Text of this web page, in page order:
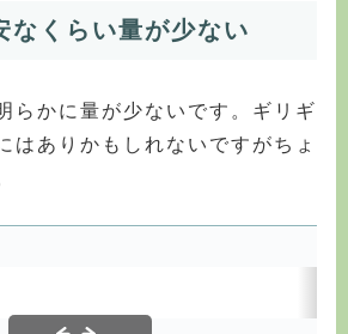
なくらい量が少ない
らかに量が少ないです。ギリギ
はありかもしれないですがちょ